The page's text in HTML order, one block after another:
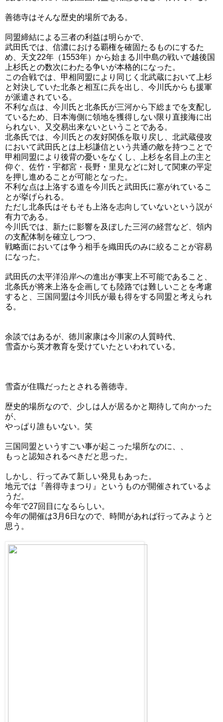
善徳寺はそんな歴史的場所である。
同盟締結による三者の利益は明らかで、
武田氏では、信濃における覇権を確固たるものにするた
め、天文22年（1553年）から始まる川中島の戦いで越後国
上杉氏との数次にわたる争いが本格的になった。
この合戦では、甲相同盟により同じく北武蔵において上杉
と対決していた北条と相互に兵を出し、今川氏からも援軍
が派遣されている。
不利な点は、今川氏と北条氏が三河から下総までを支配し
ているため、日本海側に領地を獲得しない限り直接海に出
られない、又交易出来ないということである。
北条氏では、今川氏との友好関係を取り戻し、北武蔵侵攻
において武田氏とは上杉謙信という共通の敵を持つことで
甲相同盟により後背の憂いをなくし、上杉を名目上の主と
仰ぐ、佐竹・宇都宮・長野・里見などに対して関東の平定
を押し進めることが可能となった。
不利な点は上洛する道を今川氏と武田氏に塞がれているこ
とが挙げられる。
ただし北条氏はそもそも上洛を志向していないという説が
有力である。
今川氏では、新たに影響を及ぼした三河の経営など、領内
の支配体制を確立しつつ、
戦略面においては争う相手を織田氏のみに絞ることが容易
になった。
武田氏の太平洋沿岸への進出が事実上不可能であること、
北条氏が将来上洛を企画しても陸路では難しいことを考慮
すると、三国同盟は今川氏が最も得をする同盟と考えられ
る。
余談ではあるが、徳川家康は今川家の人質時代、
雪斎から英才教育を受けていたといわれている。
雪斎が住職だったとされる善徳寺。
歴史的場所なので、少しは人が居るかと期待して向かった
が、
やっぱり誰もいない。笑
三国同盟というすごい事が起こった場所なのに、、
もっと認知されるべきだと思った。
しかし、行ってみて新しい発見もあった。
地元では『善得寺まつり』というものが開催されているよ
うだ。
今年で27回目になるらしい。
今年の開催は3月6日なので、時間があれば行ってみようと
思う。